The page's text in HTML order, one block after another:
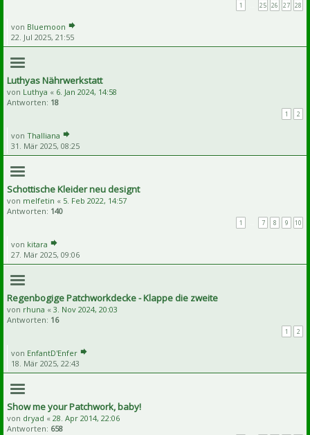
1 25 26 27 28
von Bluemoon
22. Jul 2025, 21:55
Luthyas Nährwerkstatt
von Luthya « 6. Jan 2024, 14:58
Antworten: 18
1 2
von Thalliana
31. Mär 2025, 08:25
Schottische Kleider neu designt
von melfetin « 5. Feb 2022, 14:57
Antworten: 140
1 7 8 9 10
von kitara
27. Mär 2025, 09:06
Regenbogige Patchworkdecke - Klappe die zweite
von rhuna « 3. Nov 2024, 20:03
Antworten: 16
1 2
von EnfantD'Enfer
18. Mär 2025, 22:43
Show me your Patchwork, baby!
von dryad « 28. Apr 2014, 22:06
Antworten: 658